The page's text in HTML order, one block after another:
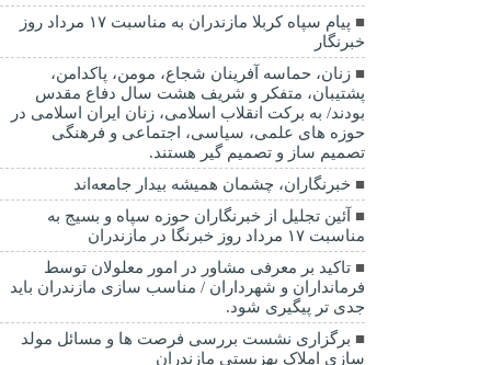
پیام سپاه کربلا مازندران به مناسبت ۱۷ مرداد روز
خبرنگار
زنان، حماسه آفرینان شجاع، مومن، پاکدامن،
پشتیبان، متفکر و شریف هشت سال دفاع مقدس
بودند/ به برکت انقلاب اسلامی، زنان ایران اسلامی در
حوزه های علمی، سیاسی، اجتماعی و فرهنگی
تصمیم ساز و تصمیم گیر هستند.
خبرنگاران، چشمان همیشه بیدار جامعه‌اند
آئین تجلیل از خبرنگاران حوزه سپاه و بسیج به
مناسبت ۱۷ مرداد روز خبرنگا در مازندران
تاکید بر معرفی مشاور در امور معلولان توسط
فرمانداران و شهرداران / مناسب سازی مازندران باید
جدی تر پیگیری شود.
برگزاری نشست بررسی فرصت ها و مسائل مولد
سازی املاک بهزیستی مازندران